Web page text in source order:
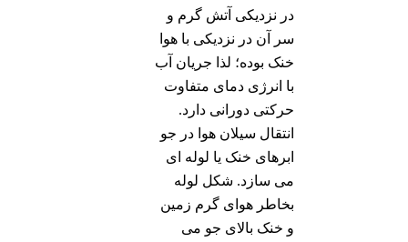
در نزدیکی آتش گرم و
سر آن در نزدیکی با هوا
خنک بوده؛ لذا جریان آب
با انرژی دمای متفاوت
حرکتی دورانی دارد.
انتقال سیلان هوا در جو
ابرهای خنک یا لوله ای
می سازد. شکل لوله
بخاطر هوای گرم زمین
و خنک بالای جو می